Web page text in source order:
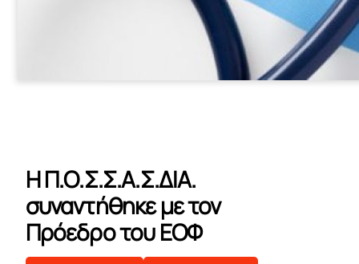
Η Π.Ο.Σ.Σ.Α.Σ.ΔΙΑ.
συναντήθηκε με τον
Πρόεδρο του ΕΟΦ